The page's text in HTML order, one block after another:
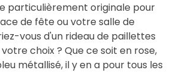
particulièrement originale pour
de fête ou votre salle de
vous d'un rideau de paillettes
choix ? Que ce soit en rose,
métallisé, il y en a pour tous les